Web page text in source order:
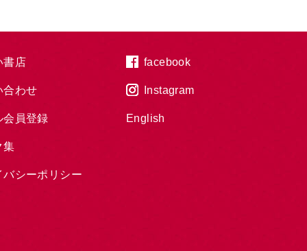
書店
合わせ
会員登録
集
バシーポリシー
facebook
Instagram
English